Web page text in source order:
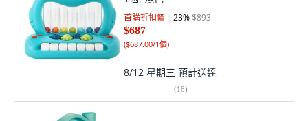
首購折扣價 23%$893
$687
($687.00/1個)
8/12 星期三 預計送達
(18)